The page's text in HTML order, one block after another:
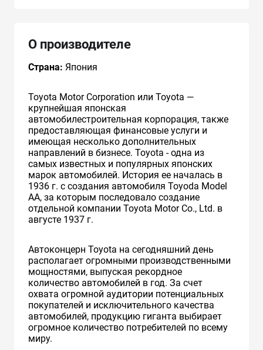
О производителе
Страна: Япония
Toyota Motor Corporation или Toyota —
крупнейшая японская
автомобилестроительная корпорация, также
предоставляющая финансовые услуги и
имеющая несколько дополнительных
направлений в бизнесе. Toyota - одна из
самых известных и популярных японских
марок автомобилей. История ее началась в
1936 г. с создания автомобиля Toyoda Model
AA, за которым последовало создание
отдельной компании Toyota Motor Co., Ltd. в
августе 1937 г.
Автоконцерн Toyota на сегодняшний день
располагает огромными производственными
мощностями, выпуская рекордное
количество автомобилей в год. За счет
охвата огромной аудитории потенциальных
покупателей и исключительного качества
автомобилей, продукцию гиганта выбирает
огромное количество потребителей по всему
миру.